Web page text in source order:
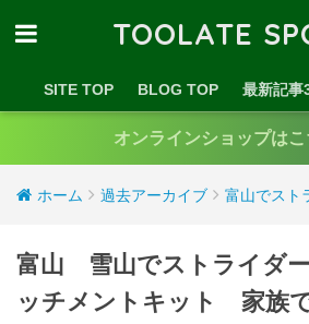
TOOLATE
SITE TOP BLOG TOP 最新記事
オンラインショップはこ
ホーム 過去アーカイブ 富山でスト
富山 雪山でストライダ
ッチメントキット 家族